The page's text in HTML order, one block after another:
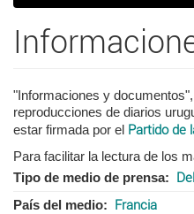
"Informaciones y
reproducciones de diarios
estar firmada por el Partido de
Para facilitar la lectura de los
Tipo de medio de prensa
País del medio Francia